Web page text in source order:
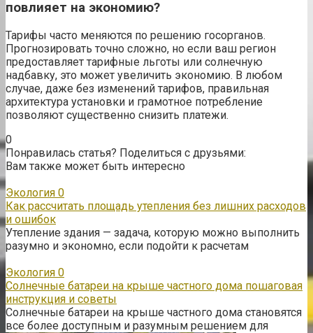
повлияет на экономию?
Тарифы часто меняются по решению госорганов.
Прогнозировать точно сложно, но если ваш регион
предоставляет тарифные льготы или солнечную
надбавку, это может увеличить экономию. В любом
случае, даже без изменений тарифов, правильная
архитектура установки и грамотное потребление
позволяют существенно снизить платежи.
0
Понравилась статья? Поделиться с друзьями:
Вам также может быть интересно
Экология 0
Как рассчитать площадь утепления без лишних расходов
и ошибок
Утепление здания — задача, которую можно выполнить
разумно и экономно, если подойти к расчетам
Экология 0
Солнечные батареи на крыше частного дома пошаговая
инструкция и советы
Солнечные батареи на крыше частного дома становятся
все более доступным и разумным решением для